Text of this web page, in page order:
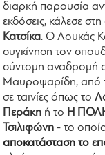
διαρκή παρουσία
εκδόσεις, κάλεσε
Κατσίκα. Ο Λουκάς
συγκίνηση τον
σύντομη αναδρομή
Μαυροψαρίδη, από
σε ταινίες όπως το
Περάκη ή το Η
Τσιλιφώνη - το
αποκατάσταση το